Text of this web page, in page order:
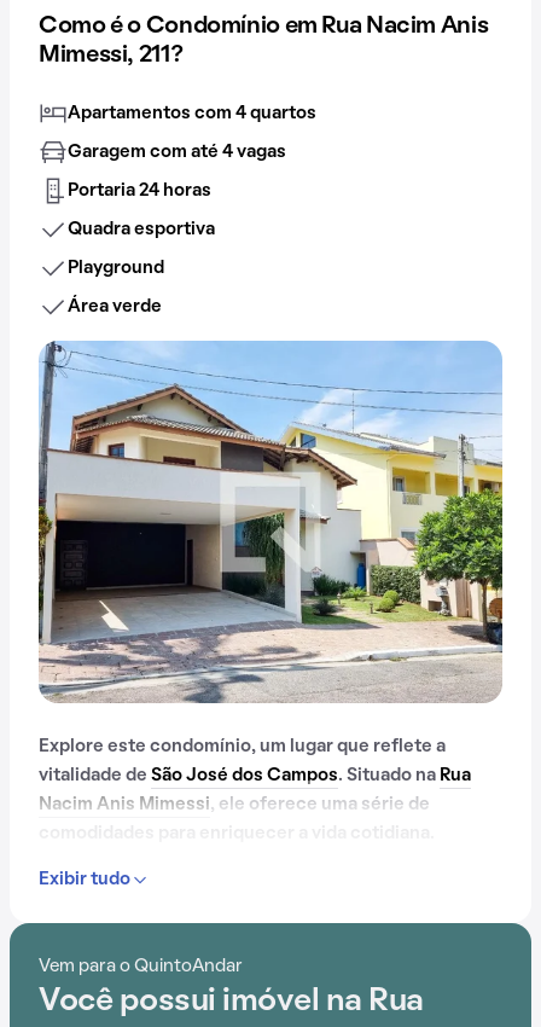
Como é o Condomínio em Rua Nacim Anis
Mimessi, 211?
Apartamentos com 4 quartos
Garagem com até 4 vagas
Portaria 24 horas
Quadra esportiva
Playground
Área verde
Explore este condomínio, um lugar que reflete a
vitalidade de São José dos Campos. Situado na Rua
Nacim Anis Mimessi, ele oferece uma série de
passando por playground, este condomínio oferece
A conveniência é acentuada pela sua localização
Exibir tudo
Vem para o QuintoAndar
Você possui imóvel na Rua